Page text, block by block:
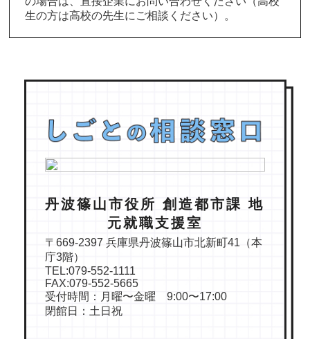
生の方は高校の先生にご相談ください）。
丹波篠山市役所 創造都市課 地
元就職支援室
〒669-2397 兵庫県丹波篠山市北新町41（本
庁3階）
TEL:079-552-1111
FAX:079-552-5665
受付時間：月曜〜金曜 9:00〜17:00
閉館日：土日祝